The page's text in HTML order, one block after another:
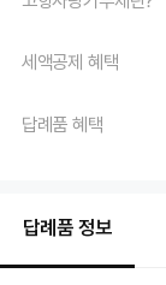
세액공제 혜택
답례품 혜택
답례품 정보